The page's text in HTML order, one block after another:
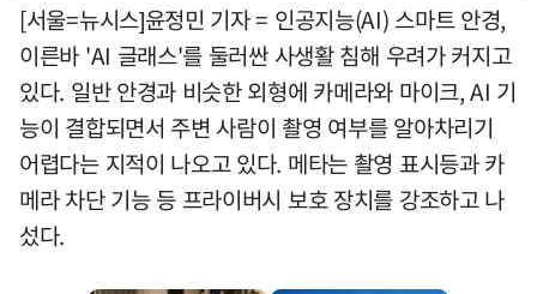
[서울=뉴시스]윤정민 기자 = 인공지능(AI) 스마트 안경,
이른바 'AI 글래스'를 둘러싼 사생활 침해 우려가 커지고
있다. 일반 안경과 비슷한 외형에 카메라와 마이크, AI 기
능이 결합되면서 주변 사람이 촬영 여부를 알아차리기
어렵다는 지적이 나오고 있다. 메타는 촬영 표시등과 카
메라 차단 기능 등 프라이버시 보호 장치를 강조하고 나
섰다.